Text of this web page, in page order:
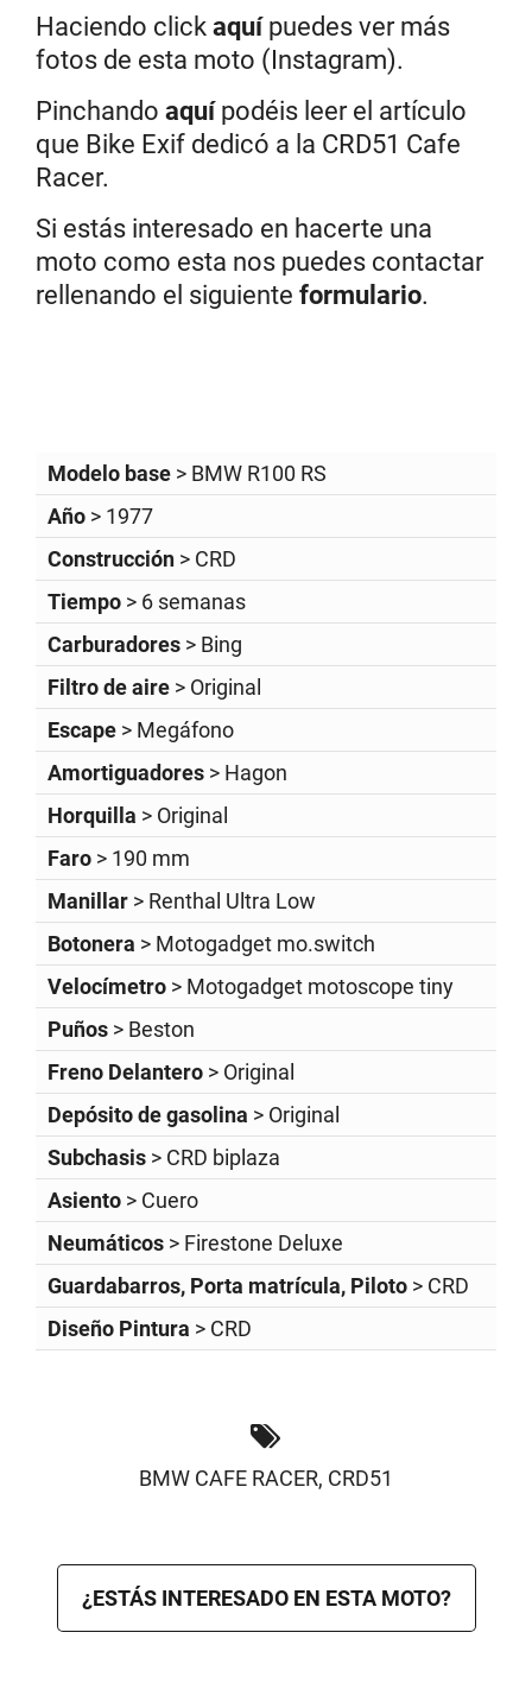
Haciendo click aquípuedes ver más
fotos de esta moto (Instagram).
Pinchando aquípodéis leer el artículo
que Bike Exif dedicó a la CRD51 Cafe
Racer.
Si estás interesado en hacerte una
moto como esta nos puedes contactar
rellenando el siguiente formulario.
Modelo base > BMW R100 RS
Año > 1977
Construcción > CRD
Tiempo > 6 semanas
Carburadores > Bing
Filtro de aire > Original
Escape > Megáfono
Amortiguadores > Hagon
Horquilla > Original
Faro > 190 mm
Manillar > Renthal Ultra Low
Botonera > Motogadget mo.switch
Velocímetro > Motogadget motoscope tiny
Puños > Beston
Freno Delantero > Original
Depósito de gasolina > Original
Subchasis > CRD biplaza
Asiento > Cuero
Neumáticos > Firestone Deluxe
Guardabarros, Porta matrícula, Piloto > CRD
Diseño Pintura > CRD
BMW CAFE RACER, CRD51
¿ESTÁS INTERESADO EN ESTA MOTO?